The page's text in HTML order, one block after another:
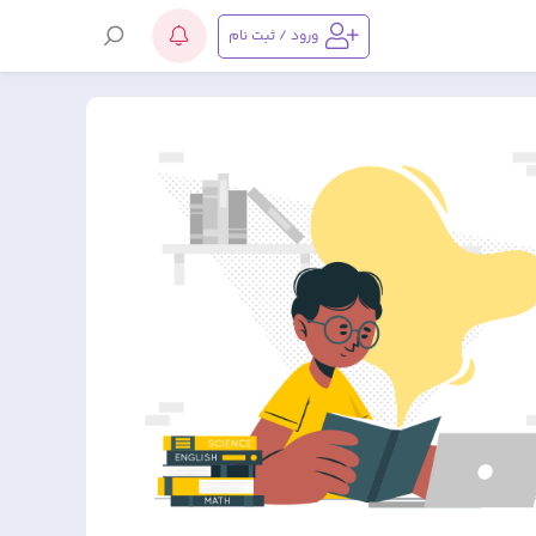
ورود / ثبت نام